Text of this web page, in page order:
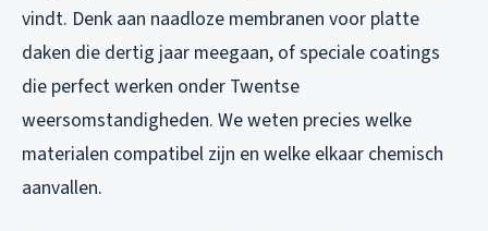
vindt. Denk aan naadloze membranen voor platte
daken die dertig jaar meegaan, of speciale coatings
die perfect werken onder Twentse
weersomstandigheden. We weten precies welke
materialen compatibel zijn en welke elkaar chemisch
aanvallen.